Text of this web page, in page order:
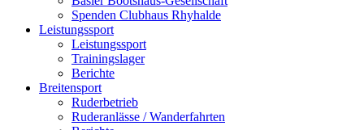
Spenden Clubhaus Rhyhalde
Leistungssport
Leistungssport
Trainingslager
Berichte
Breitensport
Ruderbetrieb
Ruderanlässe / Wanderfahrten